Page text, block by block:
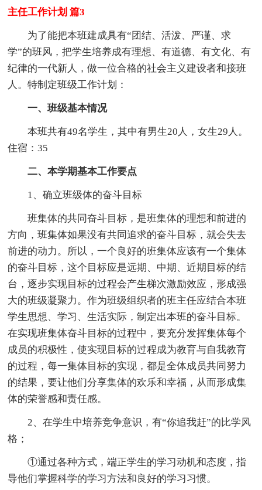
主任工作计划 篇3
为了能把本班建成具有“团结、活泼、严谨、求
学”的班风，把学生培养成有理想、有道德、有文化、有
纪律的一代新人，做一位合格的社会主义建设者和接班
人。特制定班级工作计划：
一、班级基本情况
本班共有49名学生，其中有男生20人，女生29人。
住宿：35
二、本学期基本工作要点
1、确立班级体的奋斗目标
班集体的共同奋斗目标，是班集体的理想和前进的
方向，班集体如果没有共同追求的奋斗目标，就会失去
前进的动力。所以，一个良好的班集体应该有一个集体
的奋斗目标，这个目标应是远期、中期、近期目标的结
台，逐步实现目标的过程会产生梯次激励效应，形成强
大的班级凝聚力。作为班级组织者的班主任应结合本班
学生思想、学习、生活实际，制定出本班的奋斗目标。
在实现班集体奋斗目标的过程中，要充分发挥集体每个
成员的积极性，使实现目标的过程成为教育与自我教育
的过程，每一集体目标的实现，都是全体成员共同努力
的结果，要让他们分享集体的欢乐和幸福，从而形成集
体的荣誉感和责任感。
2、在学生中培养竞争意识，有“你追我赶”的比学风
格；
①通过各种方式，端正学生的学习动机和态度，指
导他们掌握科学的学习方法和良好的学习习惯。